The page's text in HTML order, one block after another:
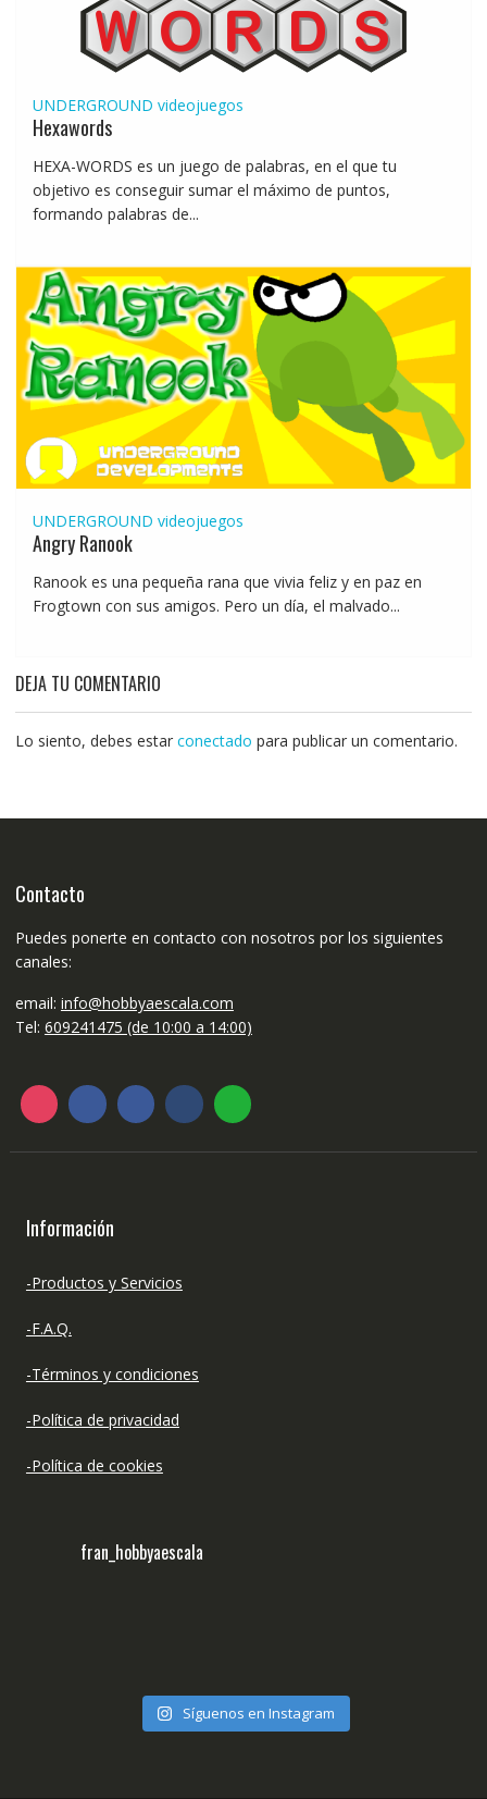
UNDERGROUND videojuegos
Hexawords
HEXA-WORDS es un juego de palabras, en el que tu
objetivo es conseguir sumar el máximo de puntos,
formando palabras de...
UNDERGROUND videojuegos
Angry Ranook
Ranook es una pequeña rana que vivia feliz y en paz en
Frogtown con sus amigos. Pero un día, el malvado...
DEJA TU COMENTARIO
Lo siento, debes estar conectado para publicar un comentario.
Contacto
Puedes ponerte en contacto con nosotros por los siguientes
canales:
email: info@hobbyaescala.com
Tel: 609241475 (de 10:00 a 14:00)
Información
-Productos y Servicios
-F.A.Q.
-Términos y condiciones
-Política de privacidad
-Política de cookies
fran_hobbyaescala
Síguenos en Instagram